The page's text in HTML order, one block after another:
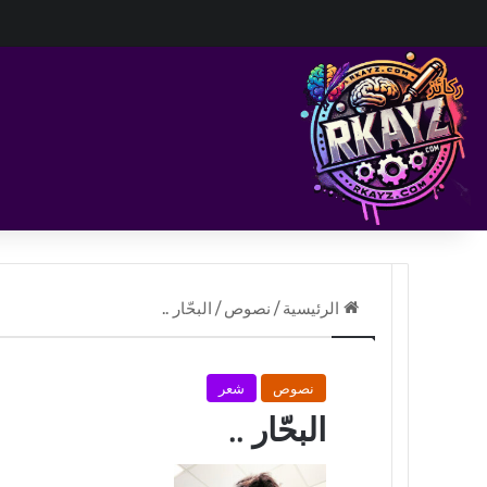
الرئيسية / نصوص / البحّار ..
نصوص شعر
البحّار ..